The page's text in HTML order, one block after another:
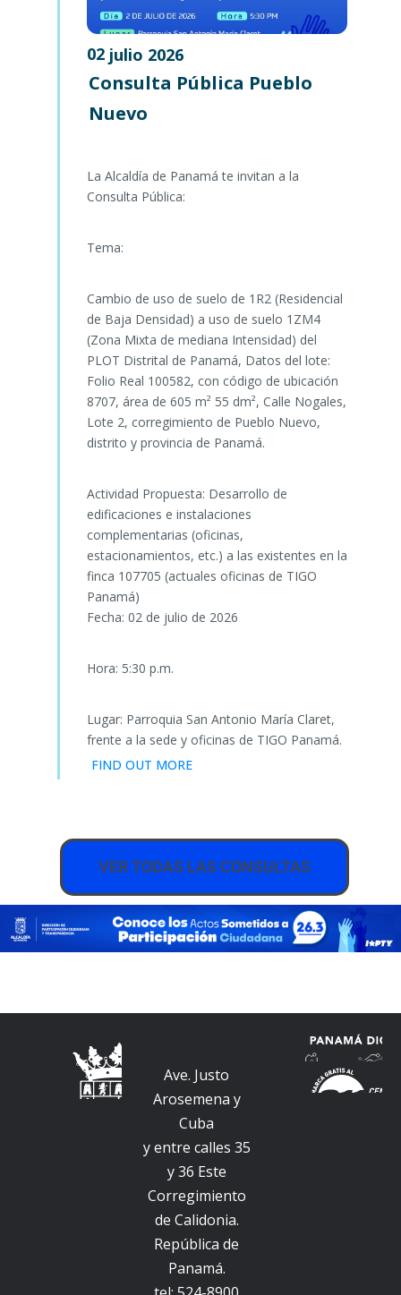
02 julio 2026
Consulta Pública Pueblo
Nuevo
La Alcaldía de Panamá te invitan a la
Consulta Pública:
Tema:
Cambio de uso de suelo de 1R2 (Residencial
de Baja Densidad) a uso de suelo 1ZM4
(Zona Mixta de mediana Intensidad) del
PLOT Distrital de Panamá, Datos del lote:
Folio Real 100582, con código de ubicación
8707, área de 605 m² 55 dm², Calle Nogales,
Lote 2, corregimiento de Pueblo Nuevo,
distrito y provincia de Panamá.
Actividad Propuesta: Desarrollo de
edificaciones e instalaciones
complementarias (oficinas,
estacionamientos, etc.) a las existentes en la
finca 107705 (actuales oficinas de TIGO
Panamá)
Fecha: 02 de julio de 2026
Hora: 5:30 p.m.
Lugar: Parroquia San Antonio María Claret,
frente a la sede y oficinas de TIGO Panamá.
FIND OUT MORE
The first thing you'll notice when visiting
nieuw online casino
is the sleek design of its lobby. Everything is presented
in a modern format that makes navigation intuitive and fast.
From there, you can easily find your favorite game or
explore new ones.
VER TODAS LAS CONSULTAS
Ave. Justo
Arosemena y
Cuba
y entre calles 35
y 36 Este
Corregimiento
de Calidonia.
República de
Panamá.